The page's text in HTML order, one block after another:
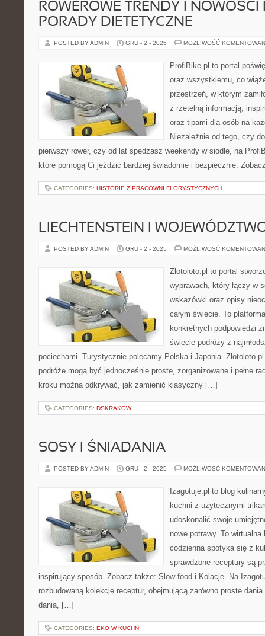
ROWEROWE TRENDY I NOWOŚCI
PORADY DIETETYCZNE
POSTED BY ADMIN GRU - 2 - 2025 MOŻLIWOŚĆ
ProfiBike.pl to portal
oraz wszystkiemu, co
przestrzeń, w którym
z rzetelną informacją,
oraz tipami dla osób na
Niezależnie od tego, czy
pierwszy rower, czy od lat spędzasz weekendy w siodle, na
które pomogą Ci jeździć bardziej świadomie i bezpiecznie.
CATEGORIES: HISTORIE Z PRACOWNI FLORYSTYCZNYCH
LIECHTENSTEIN I
POSTED BY ADMIN GRU - 2 - 2025 MOŻLIWOŚĆ
Zlotoloto.pl to portal
wyprawach, który łączy w
wskazówki oraz opisy
całym świecie. To
konkretnych podpowiedzi
świecie podróży z
pociechami. Turystycznie polecamy Polska i Japonia.
podróże mogą być jednocześnie proste, zorganizowane i pełne
kroku można odkrywać, jak zamienić klasyczny […]
CATEGORIES: DSKRAKOW
SOSY I ŚNIADANIA
POSTED BY ADMIN GRU - 2 - 2025 MOŻLIWOŚĆ
Izagotuje.pl to blog
kuchni z użytecznymi
udoskonalić swoje
nowe potrawy. To
codzienna spotyka się z
sprawdzone receptury są
inspirujący sposób. Zobacz także: Slow food i Kolacje. Na
rozbudowaną kolekcję receptur, obejmującą zarówno proste
dania, […]
CATEGORIES: EKO W KUCHNI